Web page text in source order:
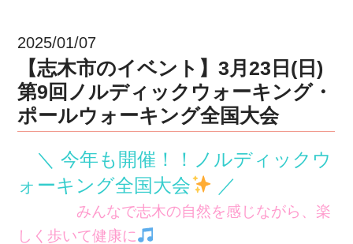
2025/01/07
【志木市のイベント】3月23日(日)
第9回ノルディックウォーキング・
ポールウォーキング全国大会
＼ 今年も開催！！ ノルディックウ
ォーキング全国大会 ／
みんなで志木の自然を感じながら、楽
しく歩いて健康に